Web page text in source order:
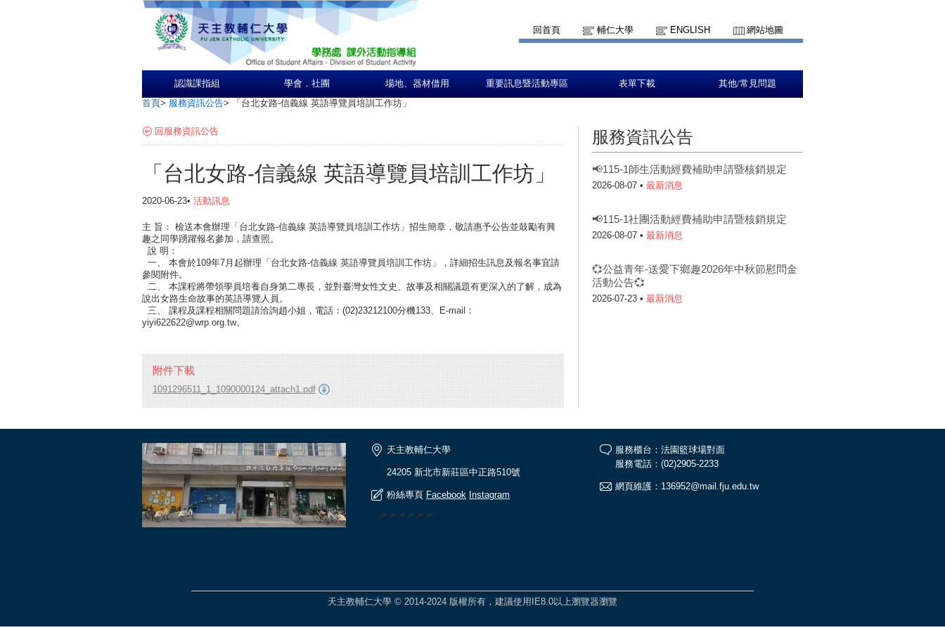
回首頁 輔仁大學 ENGLISH 網站地圖
認識課指組 學會．社團 場地、器材借用 重要訊息暨活動專區 表單下載 其他/常見問題
首頁> 服務資訊公告> 「台北女路-信義線 英語導覽員培訓工作坊」
回服務資訊公告
「台北女路-信義線 英語導覽員培訓工作坊」
2020-06-23• 活動訊息
主 旨： 檢送本會辦理「台北女路-信義線 英語導覽員培訓工作坊」招生簡章，敬請惠予公告並鼓勵有興
趣之同學踴躍報名參加，請查照。
說 明：
一、 本會於109年7月起辦理「台北女路-信義線 英語導覽員培訓工作坊」，詳細招生訊息及報名事宜請
參閱附件。
二、 本課程將帶領學員培養自身第二專長，並對臺灣女性文史、故事及相關議題有更深入的了解，成為
說出女路生命故事的英語導覽人員。
三、 課程及課程相關問題請洽詢趙小姐，電話：(02)23212100分機133、E-mail：
yiyi622622@wrp.org.tw。
附件下載
1091296511_1_1090000124_attach1.pdf
服務資訊公告
📢115-1師生活動經費補助申請暨核銷規定
2026-08-07 • 最新消息
📢115-1社團活動經費補助申請暨核銷規定
2026-08-07 • 最新消息
💞公益青年-送愛下鄉趣2026年中秋節慰問金
活動公告💞
2026-07-23 • 最新消息
天主教輔仁大學
24205 新北市新莊區中正路510號
粉絲專頁 Facebook Instagram
🎆🎆🎆🎆🎆🎆
服務櫃台：法園籃球場對面
服務電話：(02)2905-2233
網頁維護：136952@mail.fju.edu.tw
天主教輔仁大學 © 2014-2024 版權所有，建議使用IE8.0以上瀏覽器瀏覽